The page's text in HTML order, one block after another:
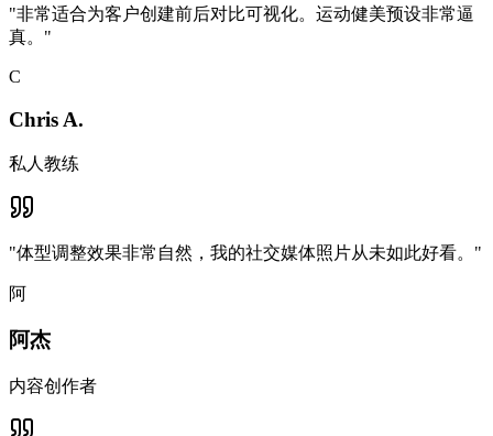
"非常适合为客户创建前后对比可视化。运动健美预设非常逼
真。 "
C
Chris A.
私人教练
"体型调整效果非常自然，我的社交媒体照片从未如此好看。 "
阿
阿杰
内容创作者